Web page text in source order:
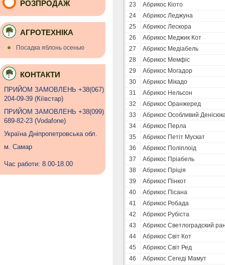
23
Абрикос Кіото
24
Абрикос Леджуна
25
Абрикос Лескора
26
Абрикос Меджик Кот
27
Абрикос Медіабель
28
Абрикос Мемфіс
29
Абрикос Могадор
30
Абрикос Мікадо
31
Абрикос Нельсон
32
Абрикос Оранжеред
33
Абрикос Особливий
34
Абрикос Перла
35
Абрикос Петіт Мускат
36
Абрикос Поліплоід
37
Абрикос Пріабель
38
Абрикос Пріція
39
Абрикос Пінкот
40
Абрикос Пісана
41
Абрикос Робада
42
Абрикос Рубіста
43
Абрикос Светлоградский
44
Абрикос Світ Кот
45
Абрикос Світ Ред
46
Абрикос Сегеді Мамут
РОЗПРОДАЖ
АГРОТЕХНІКА
Посадка яблонь осенью
КОНТАКТИ
ПРИЙОМ ЗАМОВЛЕНЬ +38(067)
204-09-39 (Кiївстар)
ПРИЙОМ ЗАМОВЛЕНЬ +38(099)
689-82-23 (Vodafone)
Україна Дніпропетровська обл.
м. Самар
Час работи: 8.00-18.00